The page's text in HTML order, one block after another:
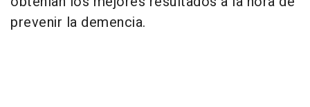
prevenir la demencia.